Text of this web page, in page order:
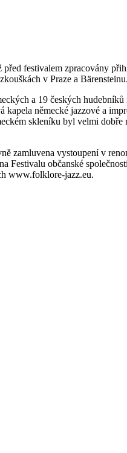
festivalem zpracovány
v Praze a Bärensteinu.
a 19 českých
německé jazzové a
skleníku byl velmi
zamluvena vystoupení v
občanské
www.folklore-jazz.eu.